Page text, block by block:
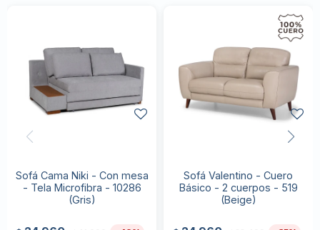
Sofá Cama Niki - Con mesa
- Tela Microfibra - 10286
(Gris)
Sofá Valentino - Cuero
Básico - 2 cuerpos - 519
(Beige)